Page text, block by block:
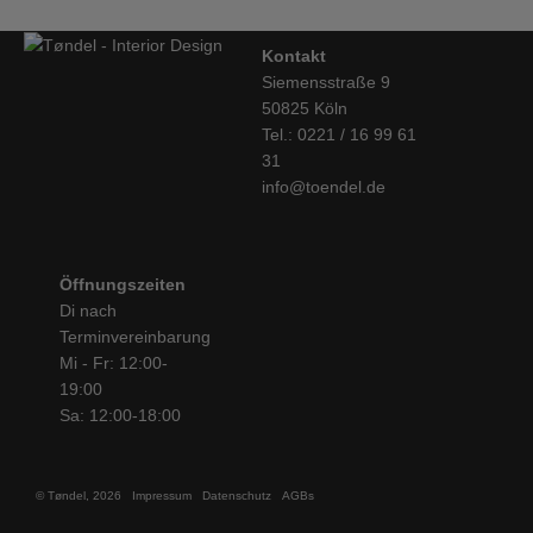
Kontakt
Siemensstraße 9
50825 Köln
Tel.: 0221 / 16 99 61
31
info@toendel.de
Öffnungszeiten
Di nach
Terminvereinbarung
Mi - Fr: 12:00-
19:00
Sa: 12:00-18:00
© Tøndel, 2026 Impressum Datenschutz AGBs